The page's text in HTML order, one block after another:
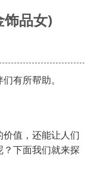
饰品女)
有所帮助。
值，还能让人们
下面我们就来探